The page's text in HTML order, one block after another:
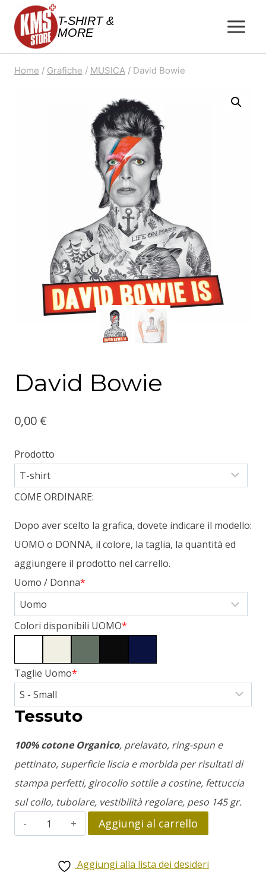
Salta
contenuto
T-SHIRT &
MORE
Home / Grafiche / MUSICA / David Bowie
David Bowie
0,00 €
Prodotto
COME ORDINARE:
Dopo aver scelto la grafica, dovete indicare il modello:
UOMO o DONNA, il colore, la taglia, la quantità ed
aggiungere il prodotto nel carrello.
*
Uomo / Donna
*
Colori disponibili UOMO
*
Taglie Uomo
Tessuto
100% cotone Organico, prelavato, ring-spun e
pettinato, superficie liscia e morbida per risultati di
stampa perfetti, girocollo sottile a costine, fettuccia
sul collo, tubolare, vestibilità regolare, peso 145 gr.
David
Bowie
quantità
Aggiungi al carrello
Aggiungi alla lista dei desideri